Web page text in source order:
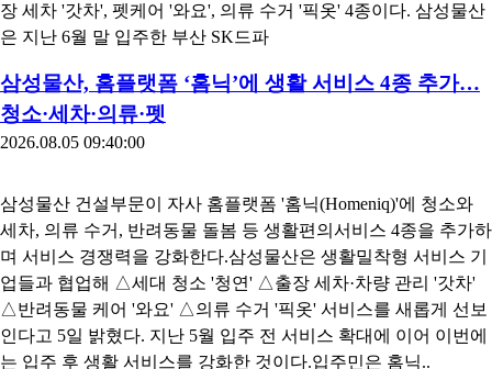
장 세차 '갓차', 펫케어 '와요', 의류 수거 '픽옷' 4종이다. 삼성물산
은 지난 6월 말 입주한 부산 SK드파
삼성물산, 홈플랫폼 ‘홈닉’에 생활 서비스 4종 추가…
청소·세차·의류·펫
2026.08.05 09:40:00